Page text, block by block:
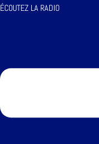
ÉCOUTEZ LA RADIO